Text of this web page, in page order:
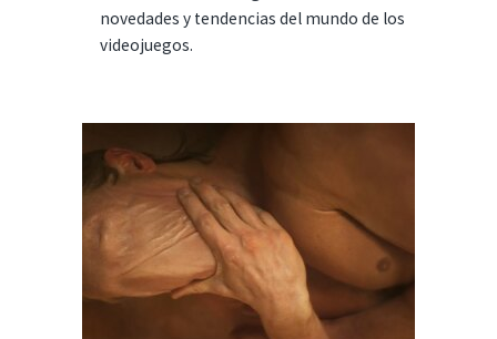
novedades y tendencias del mundo de los
videojuegos.